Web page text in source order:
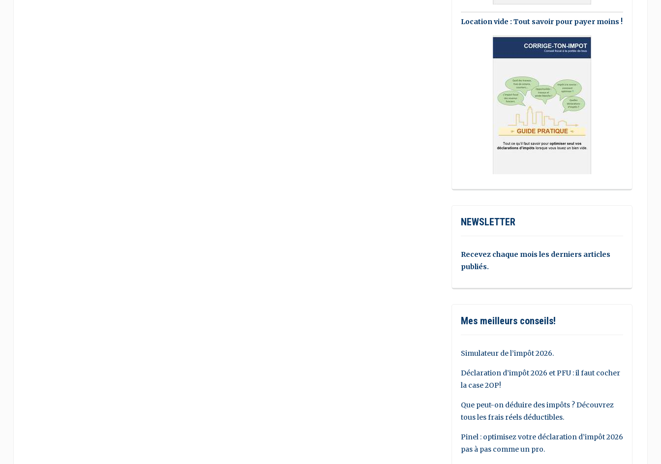
Location vide : Tout savoir pour payer moins !
NEWSLETTER
Recevez chaque mois les derniers articles
publiés.
Mes meilleurs conseils!
Simulateur de l’impôt 2026.
Déclaration d’impôt 2026 et PFU : il faut cocher
la case 2OP!
Que peut-on déduire des impôts ? Découvrez
tous les frais réels déductibles.
Pinel : optimisez votre déclaration d’impôt 2026
pas à pas comme un pro.